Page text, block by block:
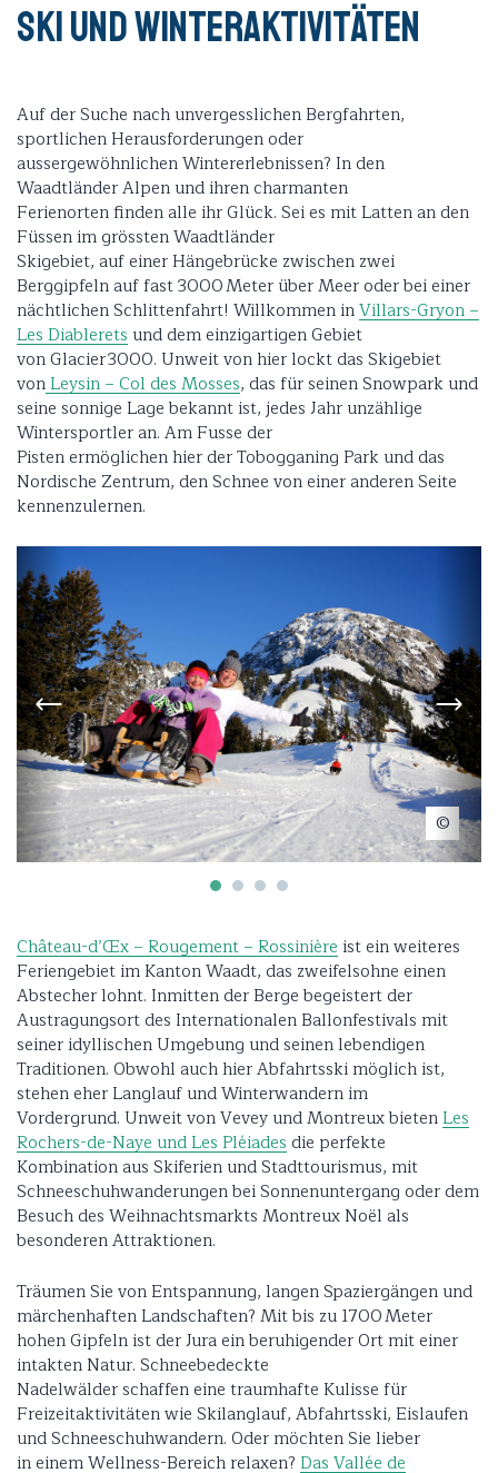
Ski und Winteraktivitäten
Auf der Suche nach unvergesslichen Bergfahrten,
sportlichen Herausforderungen oder
aussergewöhnlichen Wintererlebnissen? In den
Waadtländer Alpen und ihren charmanten
Ferienorten finden alle ihr Glück. Sei es mit Latten an den
Füssen im grössten Waadtländer
Skigebiet, auf einer Hängebrücke zwischen zwei
Berggipfeln auf fast 3000 Meter über Meer oder bei einer
nächtlichen Schlittenfahrt! Willkommen inVillars-Gryon –
Les Diablerets und dem einzigartigen Gebiet
von Glacier 3000. Unweit von hier lockt das Skigebiet
von Leysin – Col des Mosses, das für seinen Snowpark und
seine sonnige Lage bekannt ist, jedes Jahr unzählige
Wintersportler an. Am Fusse der
Pisten ermöglichen hier der Tobogganing Park und das
Nordische Zentrum, den Schnee von einer anderen Seite
kennenzulernen.
Hiver a la Braye.
Château-d’Œx – Rougement – Rossinière ist ein weiteres
Feriengebiet im Kanton Waadt, das zweifelsohne einen
Abstecher lohnt. Inmitten der Berge begeistert der
Austragungsort des Internationalen Ballonfestivals mit
seiner idyllischen Umgebung und seinen lebendigen
Traditionen. Obwohl auch hier Abfahrtsski möglich ist,
stehen eher Langlauf und Winterwandern im
Vordergrund. Unweit von Vevey und Montreux bieten Les
Rochers-de-Naye und Les Pléiades die perfekte
Kombination aus Skiferien und Stadttourismus, mit
Schneeschuhwanderungen bei Sonnenuntergang oder dem
Besuch des Weihnachtsmarkts Montreux Noël als
besonderen Attraktionen.
Träumen Sie von Entspannung, langen Spaziergängen und
märchenhaften Landschaften? Mit bis zu 1700 Meter
hohen Gipfeln ist der Jura ein beruhigender Ort mit einer
intakten Natur. Schneebedeckte
Nadelwälder schaffen eine traumhafte Kulisse für
Freizeitaktivitäten wie Skilanglauf, Abfahrtsski, Eislaufen
und Schneeschuhwandern. Oder möchten Sie lieber
in einem Wellness-Bereich relaxen? Das Vallée de